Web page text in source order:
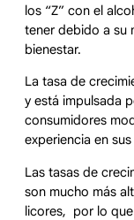
los “Z” con el
tener debido a su
bienestar.
La tasa de
y está impulsada
consumidores
experiencia en
Las tasas de
son mucho más
licores, por lo que